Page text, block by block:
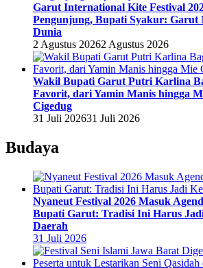
Garut International Kite Festival
Pengunjung, Bupati Syakur: Garut
Dunia
2 Agustus 20262 Agustus 2026
Wakil Bupati Garut Putri Karlina
Favorit, dari Yamin Manis hingga
Cigedug
31 Juli 202631 Juli 2026
Budaya
Nyaneut Festival 2026 Masuk
Bupati Garut: Tradisi Ini Harus
Daerah
31 Juli 2026